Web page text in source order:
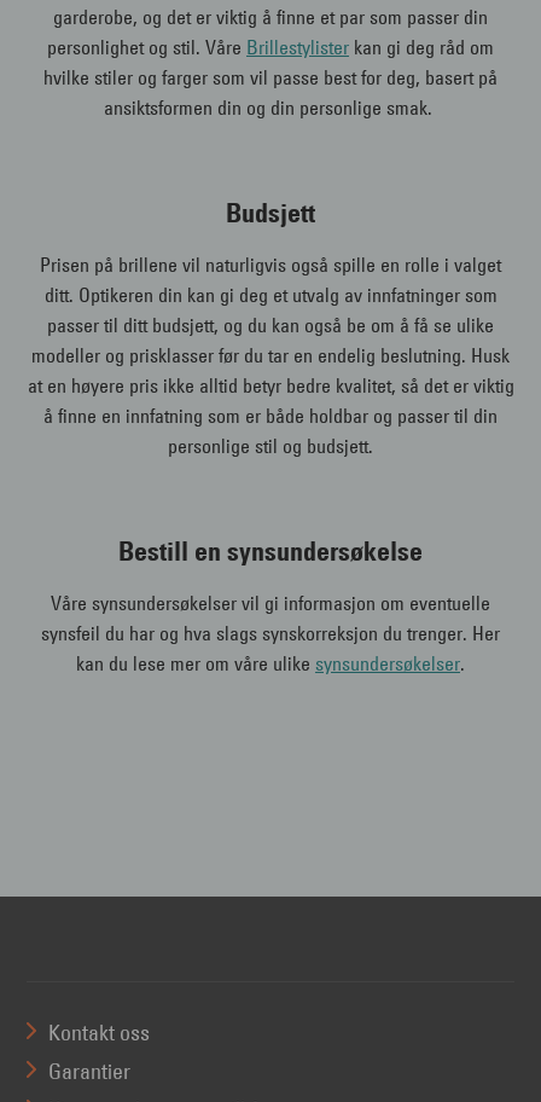
garderobe, og det er viktig å finne et par som passer din
personlighet og stil. Våre Brillestylister kan gi deg råd om
hvilke stiler og farger som vil passe best for deg, basert på
ansiktsformen din og din personlige smak.
Budsjett
Prisen på brillene vil naturligvis også spille en rolle i valget
ditt. Optikeren din kan gi deg et utvalg av innfatninger som
passer til ditt budsjett, og du kan også be om å få se ulike
modeller og prisklasser før du tar en endelig beslutning. Husk
at en høyere pris ikke alltid betyr bedre kvalitet, så det er viktig
å finne en innfatning som er både holdbar og passer til din
personlige stil og budsjett.
Bestill en synsundersøkelse
Våre synsundersøkelser vil gi informasjon om eventuelle
synsfeil du har og hva slags synskorreksjon du trenger. Her
kan du lese mer om våre ulike synsundersøkelser.
Kontakt oss
Garantier